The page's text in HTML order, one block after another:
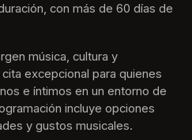
con más de 60 días de
música, cultura y
excepcional para quienes
e íntimos en un entorno de
incluye opciones
y gustos musicales.